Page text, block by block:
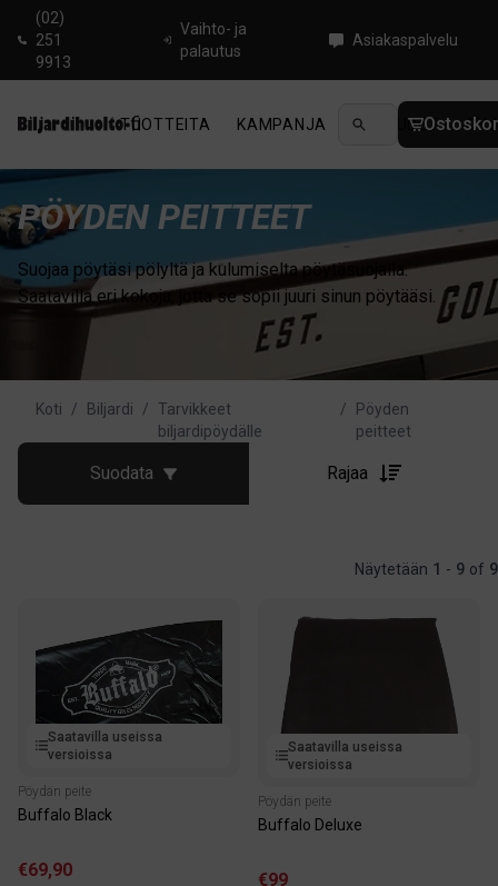
(02)
251
9913
Vaihto- ja
palautus
Asiakaspalvelu
TUOTTEITA KAMPANJA UUTUUDET
PÖYDEN PEITTEET
Suojaa pöytäsi pölyltä ja kulumiselta pöytäsuojalla.
Saatavilla eri kokoja, jotta se sopii juuri sinun pöytääsi.
Koti / Biljardi /
Tarvikkeet
biljardipöydälle
/
Pöyden
peitteet
Suodata Rajaa
Näytetään 1 - 9 of 9
Saatavilla useissa
versioissa
Pöydän peite
Buffalo Black
€69,90
Saatavilla useissa
versioissa
Pöydän peite
Buffalo Deluxe
€99